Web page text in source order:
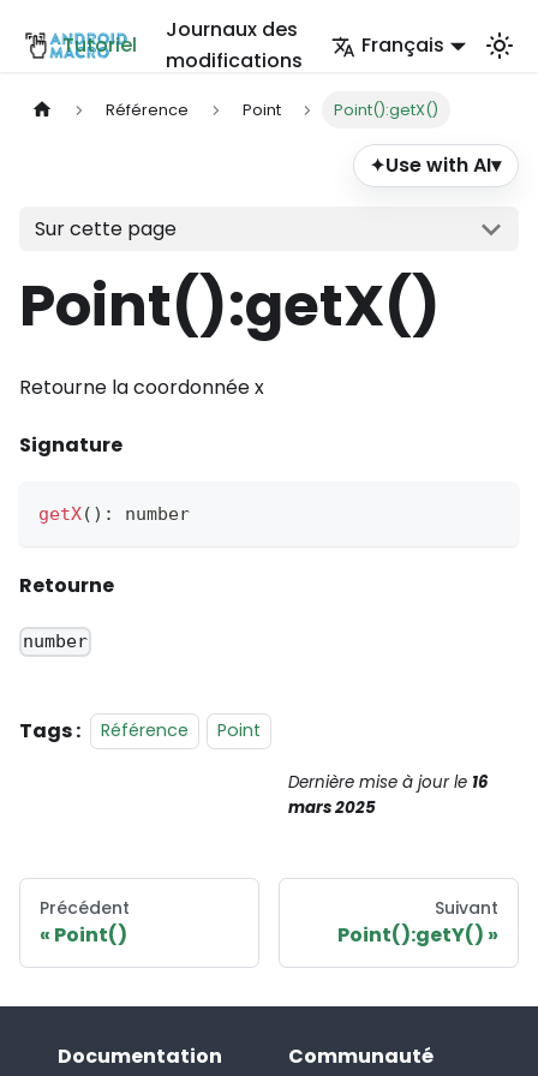
Tutoriel
Journaux des
modifications
Français
Référence Point Point():getX()
✦Use with AI▾
Sur cette page
Point():getX()
Retourne la coordonnée x
Signature
getX( ) : number
Retourne
number
Tags : Référence Point
Dernière mise à jourle 16
mars 2025
Précédent
Point()
Suivant
Point():getY()
Documentation Communauté